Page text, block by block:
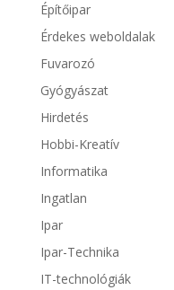
Építőipar
Érdekes weboldalak
Fuvarozó
Gyógyászat
Hirdetés
Hobbi-Kreatív
Informatika
Ingatlan
Ipar
Ipar-Technika
IT-technológiák